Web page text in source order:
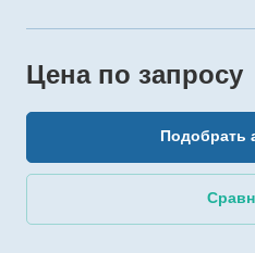
Цена по запросу
Подобрать